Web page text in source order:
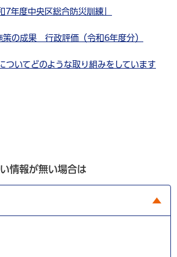
年度中央区総合防災訓練」
の成果 行政評価（令和6年度分）
ついてどのような取り組みをしています
情報が無い場合は